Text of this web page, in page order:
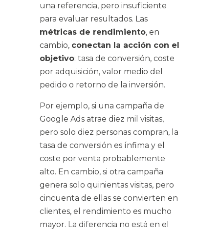
una referencia, pero insuficiente
para evaluar resultados. Las
métricas de rendimiento, en
cambio, conectan la acción con el
objetivo: tasa de conversión, coste
por adquisición, valor medio del
pedido o retorno de la inversión.
Por ejemplo, si una campaña de
Google Ads atrae diez mil visitas,
pero solo diez personas compran, la
tasa de conversión es ínfima y el
coste por venta probablemente
alto. En cambio, si otra campaña
genera solo quinientas visitas, pero
cincuenta de ellas se convierten en
clientes, el rendimiento es mucho
mayor. La diferencia no está en el